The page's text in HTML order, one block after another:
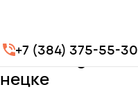
+7 (384) 375-55-30
Mercedes-Benz Travego
Travego с